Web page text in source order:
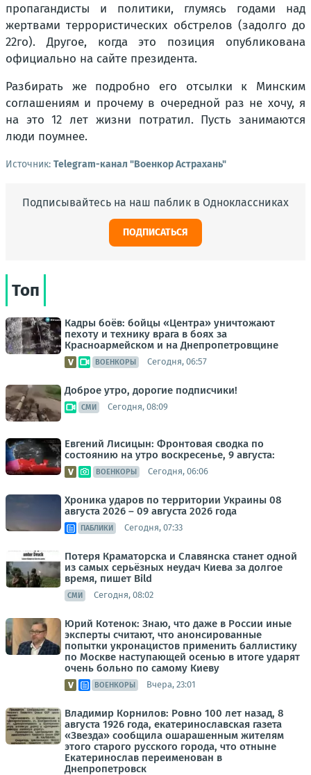
пропагандисты и политики, глумясь годами над
жертвами террористических обстрелов (задолго до
22го). Другое, когда это позиция опубликована
официально на сайте президента.
Разбирать же подробно его отсылки к Минским
соглашениям и прочему в очередной раз не хочу, я
на это 12 лет жизни потратил. Пусть занимаются
люди поумнее.
Источник: Telegram-канал "Военкор Астрахань"
Подписывайтесь на наш паблик в Одноклассниках
ПОДПИСАТЬСЯ
Топ
Кадры боёв: бойцы «Центра» уничтожают
пехоту и технику врага в боях за
Красноармейском и на Днепропетровщине
ВОЕНКОРЫ Сегодня, 06:57
Доброе утро, дорогие подписчики!
СМИ Сегодня, 08:09
Евгений Лисицын: Фронтовая сводка по
состоянию на утро воскресенье, 9 августа:
ВОЕНКОРЫ Сегодня, 06:06
Хроника ударов по территории Украины 08
августа 2026 – 09 августа 2026 года
ПАБЛИКИ Сегодня, 07:33
Потеря Краматорска и Славянска станет одной
из самых серьёзных неудач Киева за долгое
время, пишет Bild
СМИ Сегодня, 08:02
Юрий Котенок: Знаю, что даже в России иные
эксперты считают, что анонсированные
попытки укронацистов применить баллистику
по Москве наступающей осенью в итоге ударят
очень больно по самому Киеву
ВОЕНКОРЫ Вчера, 23:01
Владимир Корнилов: Ровно 100 лет назад, 8
августа 1926 года, екатеринославская газета
«Звезда» сообщила ошарашенным жителям
этого старого русского города, что отныне
Екатеринослав переименован в
Днепропетровск